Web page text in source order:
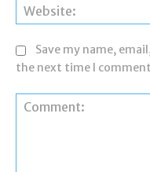
Save my name,
the next time I